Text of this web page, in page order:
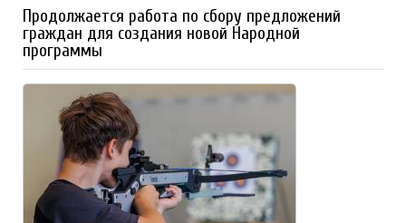
Продолжается работа по сбору предложений
граждан для создания новой Народной
программы